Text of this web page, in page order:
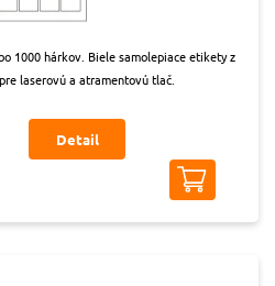
1000 hárkov. Biele samolepiace etikety z
laserovú a atramentovú tlač.
Detail